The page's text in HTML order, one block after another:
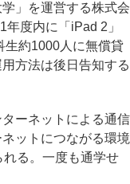
」を運営する株式会
度内に「iPad 2」
生約1000人に無償貸
方法は後日告知する
ーネットによる通信
ットにつながる環境
る。一度も通学せ